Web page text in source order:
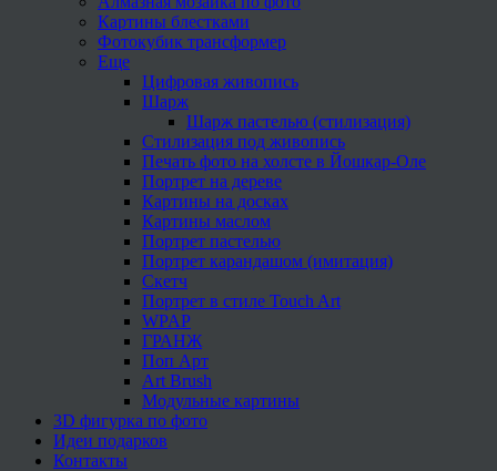
Картины блестками
Фотокубик трансформер
Еще
Цифровая живопись
Шарж
Шарж пастелью (стилизация)
Стилизация под живопись
Печать фото на холсте в Йошкар-Оле
Портрет на дереве
Картины на досках
Картины маслом
Портрет пастелью
Портрет карандашом (имитация)
Скетч
Портрет в стиле Touch Art
WPAP
ГРАНЖ
Поп Арт
Art Brush
Модульные картины
3D фигурка по фото
Идеи подарков
Контакты